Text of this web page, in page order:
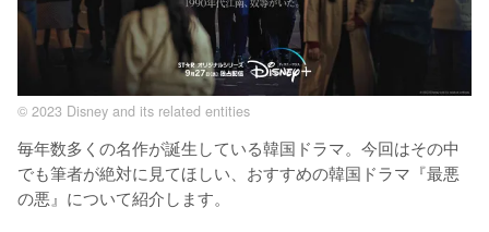
© 2023 Disney and its related entities
毎年数多くの名作が誕生している韓国ドラマ。今回はその中
でも筆者が絶対に見てほしい、おすすめの韓国ドラマ『最悪
の悪』について紹介します。